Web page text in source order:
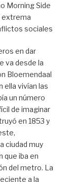
Morning Side
extrema
sociales
en dar
va desde la
Bloemendaal
ella vivían las
un número
de imaginar
en 1853 y
ciudad muy
que iba en
del metro. La
a la